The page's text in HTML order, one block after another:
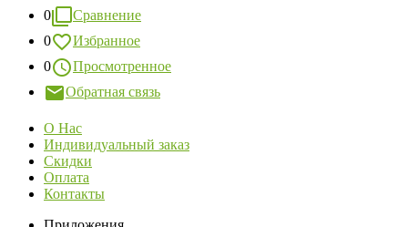
0
Сравнение
0
Избранное
0
Просмотренное
Обратная связь
О Нас
Индивидуальный заказ
Скидки
Оплата
Контакты